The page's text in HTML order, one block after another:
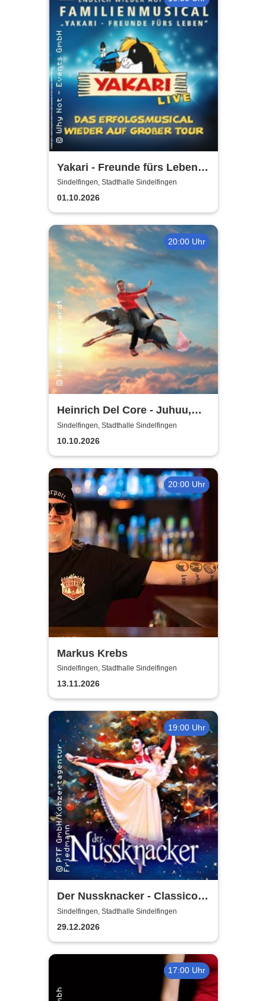
Yakari - Freunde fürs Leben -
Das Musical für die ganze
Familie
Sindelfingen, Stadthalle Sindelfingen
01.10.2026
20:00 Uhr
Heinrich Del Core - Juhuu,
meine Frau wird Oma
Sindelfingen, Stadthalle Sindelfingen
10.10.2026
20:00 Uhr
Markus Krebs
Sindelfingen, Stadthalle Sindelfingen
13.11.2026
19:00 Uhr
Der Nussknacker - Classico
Ballet Napoli
Sindelfingen, Stadthalle Sindelfingen
29.12.2026
17:00 Uhr